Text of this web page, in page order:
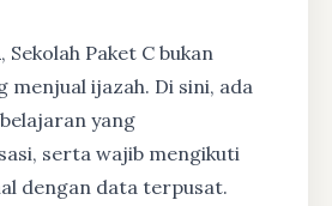
, Sekolah Paket C bukan
menjual ijazah. Di sini, ada
yang
serta wajib mengikuti
dengan data terpusat.